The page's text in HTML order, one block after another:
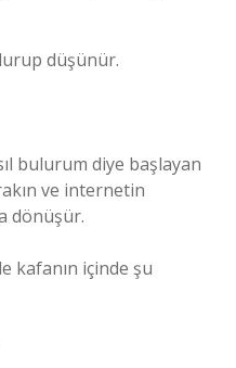
düşünür.
bulurum diye başlayan
ve internetin
dönüşür.
kafanın içinde şu